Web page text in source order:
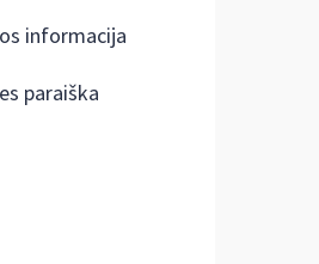
informacija
paraiška